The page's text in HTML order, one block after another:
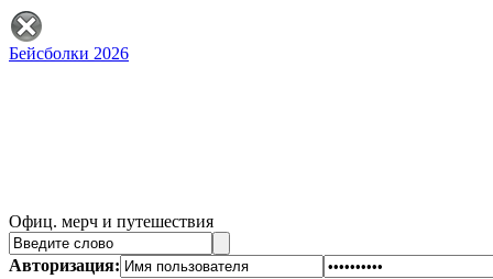
Бейсболки 2026
Офиц. мерч и путешествия
Авторизация: